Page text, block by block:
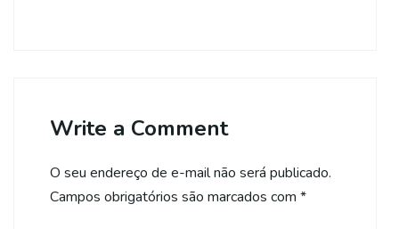
Write a Comment
O seu endereço de e-mail não será publicado.
Campos obrigatórios são marcados com *